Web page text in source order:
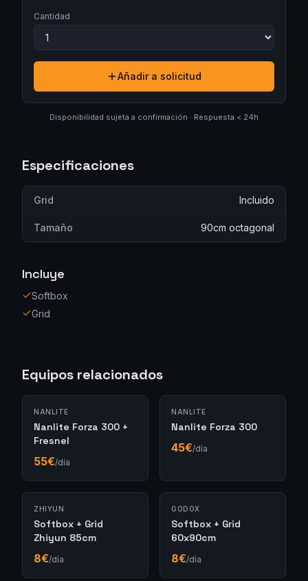
Cantidad
Añadir a solicitud
Disponibilidad sujeta a confirmación · Respuesta < 24h
Especificaciones
Grid Incluido
Tamaño 90cm octagonal
Incluye
Softbox
Grid
Equipos relacionados
NANLITE
Nanlite Forza 300 +
Fresnel
55€/día
NANLITE
Nanlite Forza 300
45€/día
ZHIYUN
Softbox + Grid
Zhiyun 85cm
8€/día
GODOX
Softbox + Grid
60x90cm
8€/día